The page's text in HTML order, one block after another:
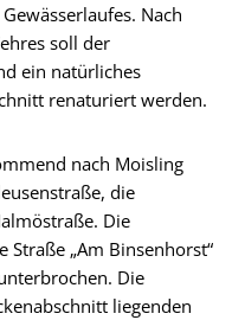
Nach
soll der
ein natürliches
renaturiert werden.
nach Moisling
die
Die
„Am Binsenhorst“
Die
liegenden